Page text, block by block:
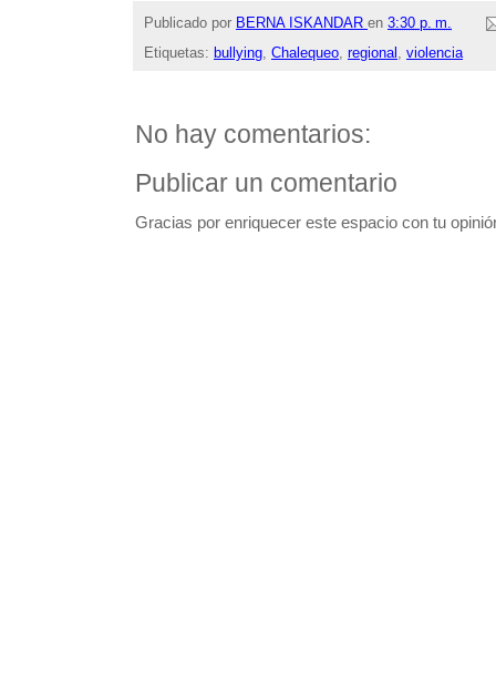
Publicado por BERNA ISKANDAR en 3:30 p. m.
Etiquetas: bullying Chalequeo regional violencia
No hay comentarios:
Publicar un comentario
Gracias por enriquecer este espacio con tu